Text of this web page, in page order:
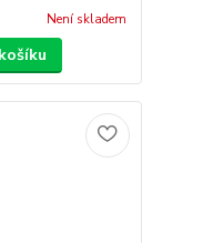
Není skladem